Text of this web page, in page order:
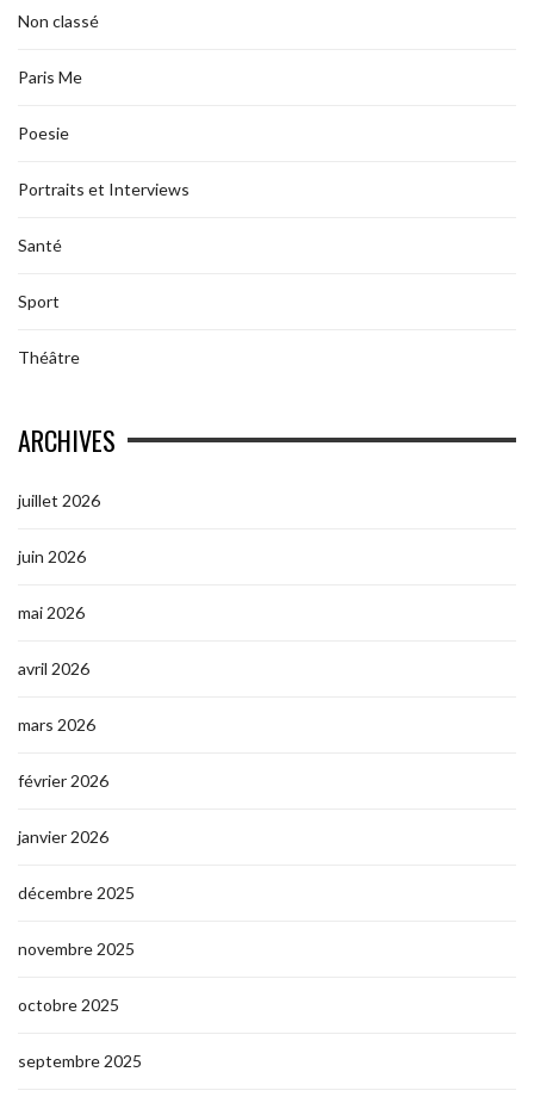
Non classé
Paris Me
Poesie
Portraits et Interviews
Santé
Sport
Théâtre
ARCHIVES
juillet 2026
juin 2026
mai 2026
avril 2026
mars 2026
février 2026
janvier 2026
décembre 2025
novembre 2025
octobre 2025
septembre 2025